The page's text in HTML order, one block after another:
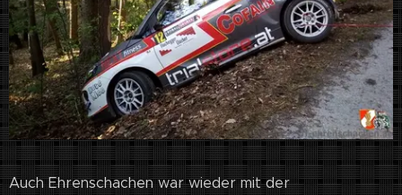
Auch Ehrenschachen war wieder mit der